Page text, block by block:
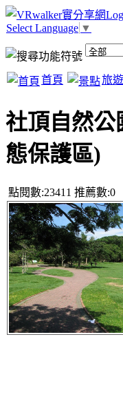
Select Language ▼
首頁 旅
社頂自然公
態保護區)
點閱數:23411 推薦數:0